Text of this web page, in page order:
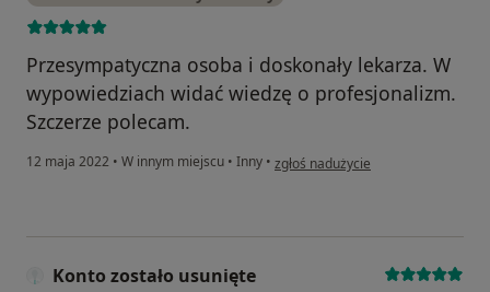
Przesympatyczna osoba i doskonały lekarza. W
wypowiedziach widać wiedzę o profesjonalizm.
Szczerze polecam.
12 maja 2022 • W innym miejscu • Inny • w opinii użytkownika Karolina
zgłoś nadużycie
Konto zostało usunięte